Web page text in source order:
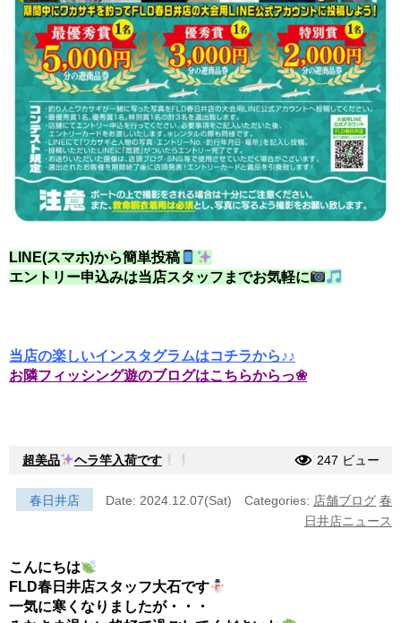
LINE(スマホ)から簡単投稿
エントリー申込みは当店スタッフまでお気軽に
当店の楽しいインスタグラムはコチラから♪♪
お隣フィッシング遊のブログはこちらからっ❀
超美品 ヘラ竿入荷です 247 ビュー
春日井店 Date: 2024.12.07(Sat) Categories: 店舗ブログ 春
日井店ニュース
こんにちは
FLD春日井店スタッフ大石です
一気に寒くなりましたが・・・